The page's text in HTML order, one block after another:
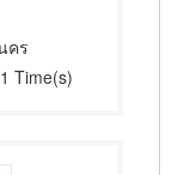
คร
Time(s)